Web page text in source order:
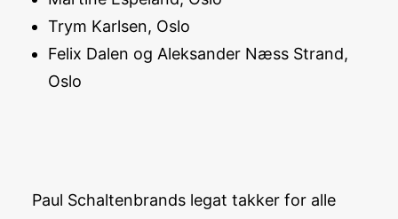
Trym Karlsen, Oslo
Felix Dalen og Aleksander Næss Strand,
Oslo
Paul Schaltenbrands legat takker for alle